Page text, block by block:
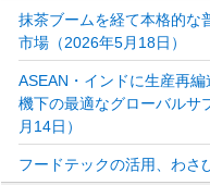
抹茶ブームを経て本格的な
市場（2026年5月18日）
ASEAN・インドに生産再
機下の最適なグローバルサ
月14日）
フードテックの活用、わさ